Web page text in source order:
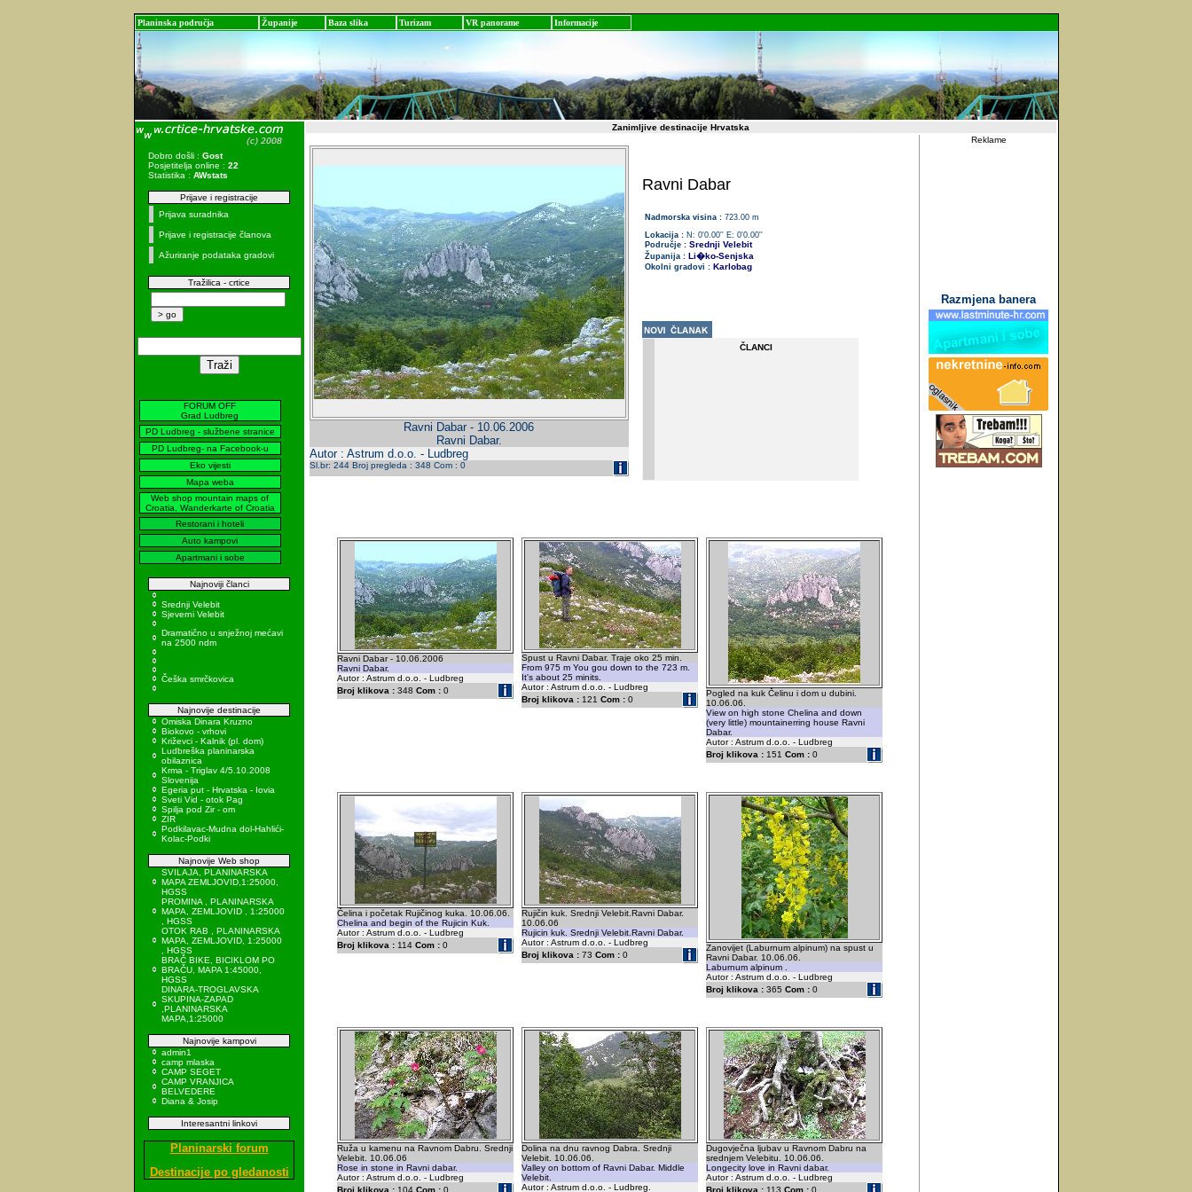
Planinska područja Županije Baza slika Turizam VR panorame Informacije
Dobro došli : Gost
Posjetitelja online : 22
Statistika : AWstats
Prijave i registracije
Prijava suradnika
Prijave i registracije članova
Ažuriranje podataka gradovi
Tražilica - crtice
FORUM OFF
Grad Ludbreg
PD Ludbreg - službene stranice
PD Ludbreg- na Facebook-u
Eko vijesti
Mapa weba
Web shop mountain maps of
Croatia, Wanderkarte of Croatia
Restorani i hoteli
Auto kampovi
Apartmani i sobe
Najnoviji članci
Srednji Velebit
Sjeverni Velebit
Dramatično u snježnoj mećavi
na 2500 ndm
Češka smrčkovica
Najnovije destinacije
Omiska Dinara Kruzno
Biokovo - vrhovi
Križevci - Kalnik (pl. dom)
Ludbreška planinarska
obilaznica
Krma - Triglav 4/5.10.2008
Slovenija
Egeria put - Hrvatska - Iovia
Sveti Vid - otok Pag
Spilja pod Zir - om
ZIR
Podkilavac-Mudna dol-Hahlići-
Kolac-Podki
Najnovije Web shop
SVILAJA, PLANINARSKA
MAPA ZEMLJOVID,1:25000,
HGSS
PROMINA , PLANINARSKA
MAPA, ZEMLJOVID , 1:25000
, HGSS
OTOK RAB , PLANINARSKA
MAPA, ZEMLJOVID, 1:25000
, HGSS
BRAČ BIKE, BICIKLOM PO
BRAČU, MAPA 1:45000,
HGSS
DINARA-TROGLAVSKA
SKUPINA-ZAPAD
,PLANINARSKA
MAPA,1:25000
Najnovije kampovi
admin1
camp mlaska
CAMP SEGET
CAMP VRANJICA
BELVEDERE
Diana & Josip
Interesantni linkovi
Planinarski forum
Destinacije po gledanosti
Zanimljive destinacije Hrvatska
Ravni Dabar - 10.06.2006
Ravni Dabar.
Autor : Astrum d.o.o. - Ludbreg
Sl.br: 244 Broj pregleda : 348 Com : 0
Ravni Dabar
Nadmorska visina : 723.00 m
Lokacija : N: 0'0.00'' E: 0'0.00''
Područje : Srednji Velebit
Županija : Li�ko-Senjska
Okolni gradovi : Karlobag
ČLANCI
Ravni Dabar - 10.06.2006
Ravni Dabar.
Autor : Astrum d.o.o. - Ludbreg
Broj klikova : 348 Com : 0
Spust u Ravni Dabar. Traje oko 25 min.
From 975 m You gou down to the 723 m.
It's about 25 minits.
Autor : Astrum d.o.o. - Ludbreg
Broj klikova : 121 Com : 0
Pogled na kuk Čelinu i dom u dubini.
10.06.06.
View on high stone Chelina and down
(very little) mountainerring house Ravni
Dabar.
Autor : Astrum d.o.o. - Ludbreg
Broj klikova : 151 Com : 0
Čelina i početak Rujičinog kuka. 10.06.06.
Chelina and begin of the Rujicin Kuk.
Autor : Astrum d.o.o. - Ludbreg
Broj klikova : 114 Com : 0
Rujičin kuk. Srednji Velebit.Ravni Dabar.
10.06.06
Rujicin kuk. Srednji Velebit.Ravni Dabar.
Autor : Astrum d.o.o. - Ludbreg
Broj klikova : 73 Com : 0
Zanovijet (Laburnum alpinum) na spust u
Ravni Dabar. 10.06.06.
Laburnum alpinum .
Autor : Astrum d.o.o. - Ludbreg
Broj klikova : 365 Com : 0
Ruža u kamenu na Ravnom Dabru. Srednji
Velebit. 10.06.06
Rose in stone in Ravni dabar.
Autor : Astrum d.o.o. - Ludbreg
Broj klikova : 104 Com : 0
Dolina na dnu ravnog Dabra. Srednji
Velebit. 10.06.06.
Valley on bottom of Ravni Dabar. Middle
Velebit.
Autor : Astrum d.o.o. - Ludbreg.
Dugovječna ljubav u Ravnom Dabru na
srednjem Velebitu. 10.06.06.
Longecity love in Ravni dabar.
Autor : Astrum d.o.o. - Ludbreg
Broj klikova : 113 Com : 0
Reklame
Razmjena banera